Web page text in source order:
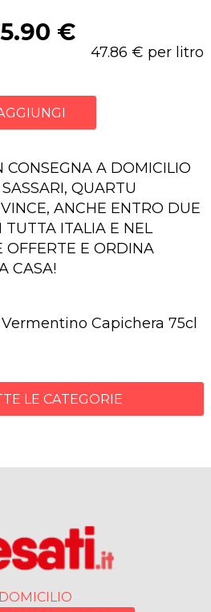
€
47.86 € per litro
CONSEGNA A DOMICILIO
QUARTU
ANCHE ENTRO DUE
TUTTA ITALIA E NEL
OFFERTE E ORDINA
CASA!
Capichera 75cl
LE CATEGORIE